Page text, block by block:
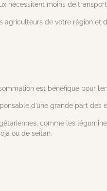
nécessitent moins de
de votre région et
est bénéfique pour
d’une grande part des
comme les
ou de seitan.